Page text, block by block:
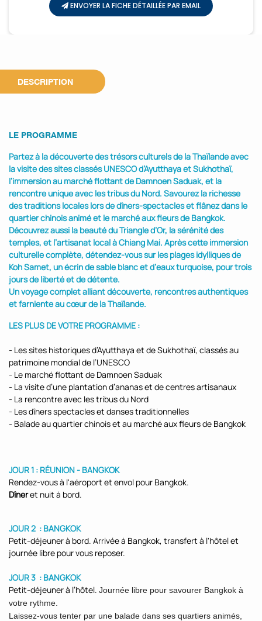
ENVOYER LA FICHE DÉTAILLÉE PAR EMAIL
DESCRIPTION
LE PROGRAMME
Partez à la découverte des trésors culturels de la Thaïlande avec
la visite des sites classés UNESCO d’Ayutthaya et Sukhothaï,
l’immersion au marché flottant de Damnoen Saduak, et la
rencontre unique avec les tribus du Nord. Savourez la richesse
des traditions locales lors de dîners-spectacles et flânez dans le
quartier chinois animé et le marché aux fleurs de Bangkok.
Découvrez aussi la beauté du Triangle d’Or, la sérénité des
temples, et l’artisanat local à Chiang Mai. Après cette immersion
culturelle complète, détendez-vous sur les plages idylliques de
Koh Samet, un écrin de sable blanc et d’eaux turquoise, pour trois
jours de liberté et de détente.
Un voyage complet alliant découverte, rencontres authentiques
et farniente au cœur de la Thaïlande.
LES PLUS DE VOTRE PROGRAMME :
- Les sites historiques d’Ayutthaya et de Sukhothaï, classés au
patrimoine mondial de l’UNESCO
- Le marché flottant de Damnoen Saduak
- La visite d’une plantation d’ananas et de centres artisanaux
- La rencontre avec les tribus du Nord
- Les dîners spectacles et danses traditionnelles
- Balade au quartier chinois et au marché aux fleurs de Bangkok
JOUR 1 : RÉUNION - BANGKOK
Rendez-vous à l'aéroport et envol pour Bangkok.
Dîneret nuit à bord.
JOUR 2 : BANGKOK
Petit-déjeuner à bord. Arrivée à Bangkok, transfert à l'hôtel et
journée libre pour vous reposer.
JOUR 3 : BANGKOK
Petit-déjeuner à l’hôtel. Journée libre pour savourer Bangkok à
votre rythme.
Laissez-vous tenter par une balade dans ses quartiers animés,